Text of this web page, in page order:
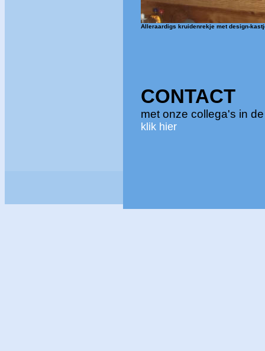
Alleraardigs kruidenrekje met design-
CONTACT
met onze collega's in
klik hier